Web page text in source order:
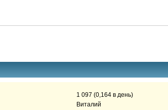
1 097 (0,164 в день)
Виталий